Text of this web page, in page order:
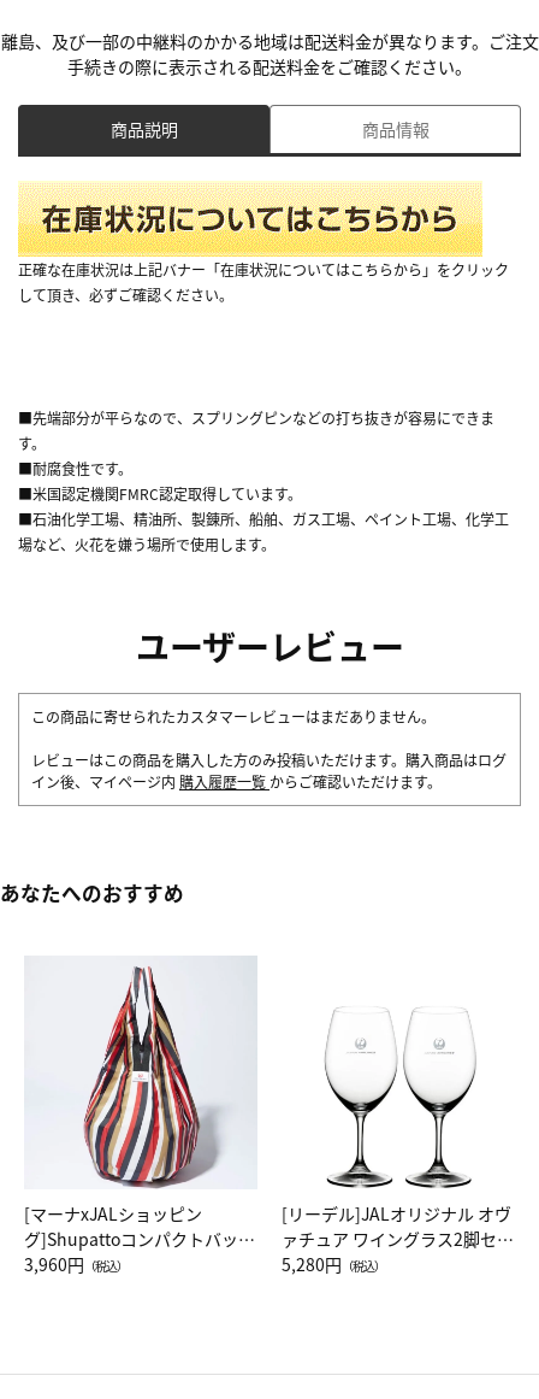
離島、及び一部の中継料のかかる地域は配送料金が異なります。ご注文
手続きの際に表示される配送料金をご確認ください。
商品説明 商品情報
正確な在庫状況は上記バナー「在庫状況についてはこちらから」をクリック
して頂き、必ずご確認ください。
■先端部分が平らなので、スプリングピンなどの打ち抜きが容易にできま
す。
■耐腐食性です。
■米国認定機関FMRC認定取得しています。
■石油化学工場、精油所、製錬所、船舶、ガス工場、ペイント工場、化学工
場など、火花を嫌う場所で使用します。
ユーザーレビュー
この商品に寄せられたカスタマーレビューはまだありません。
レビューはこの商品を購入した方のみ投稿いただけます。購入商品はログ
イン後、マイページ内 購入履歴一覧 からご確認いただけます。
あなたへのおすすめ
[マーナxJALショッピン
グ]Shupattoコンパクトバッグ
Drop JAL客室乗務員（LC）ス
3,960円 （税込）
[リーデル]JALオリジナル オヴ
ァチュア ワイングラス2脚セッ
ト（レッドワイン）
5,280円 （税込）